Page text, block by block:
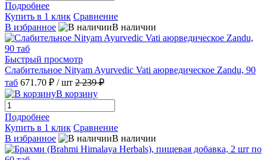
Подробнее
Купить в 1 клик Сравнение
В избранное
В наличии
Быстрый просмотр
Слабительное Nityam Ayurvedic Vati аюрведическое Zandu, 90
таб 671.70 ₽ / шт 2 239 ₽
В корзину
Подробнее
Купить в 1 клик Сравнение
В избранное
В наличии